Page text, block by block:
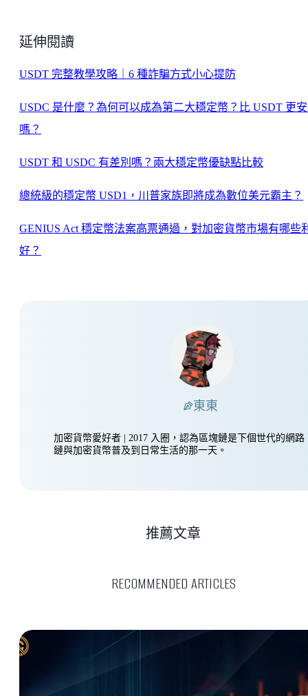
延伸閱讀
USDT 完整教學攻略｜6 種詐騙方式小心提防
USDC 是什麼？為何可以成為第二大穩定幣？比 USDT 更
嗎？
USDT 和 USDC 有差別嗎？兩大穩定幣優缺點比較
總統級的穩定幣 USD1，川普家族即將成為數位美元霸主？
GENIUS Act 穩定幣法案高票通過，對加密貨幣市場有哪些
好？
東東
加密貨幣愛好者 | 2017 入圈，認為區塊鏈是下個世代的網路
鏈與加密貨幣普及到日常生活的那一天。
RECOMMENDED ARTICLES
推薦文章